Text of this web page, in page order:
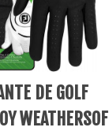
Al CarritoDE GOLF
WEATHERSOF